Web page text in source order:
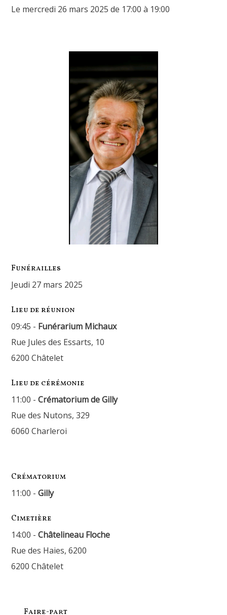
Le mercredi 26 mars 2025 de 17:00 à 19:00
Funérailles
jeudi 27 mars 2025
Lieu de réunion
09:45 - Funérarium Michaux
Rue Jules des Essarts, 10
6200 Châtelet
Lieu de cérémonie
11:00 -Crématorium de Gilly
Rue des Nutons, 329
6060 Charleroi
Crématorium
11:00 -Gilly
Cimetière
14:00 -Châtelineau Floche
Rue des Haies, 6200
6200 Châtelet
Faire-part